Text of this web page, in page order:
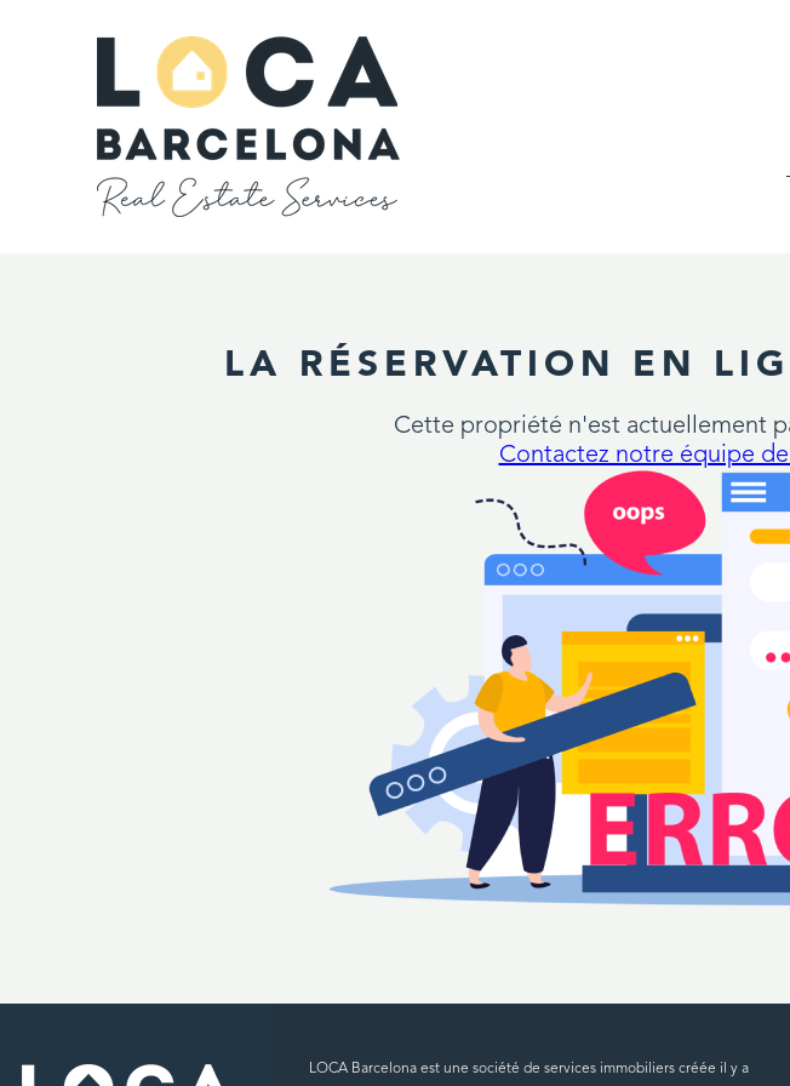
LA RÉSERVATION EN
Cette propriété n'est actuellement
Contactez notre équipe
LOCA Barcelona est une société de services immobiliers créée il y a